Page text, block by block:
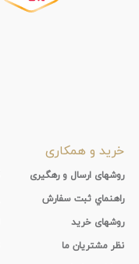
خرید و همکاری
روشهای ارسال و رهگیری
راهنماي ثبت سفارش
روشهای خرید
نظر مشتریان ما